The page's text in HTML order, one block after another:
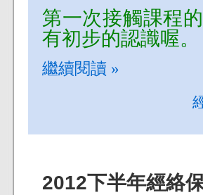
第一次接觸課程
有初步的認識喔。
繼續閱讀 »
2012下半年經絡